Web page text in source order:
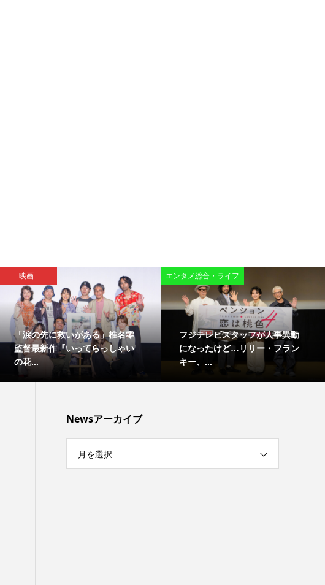
映画
「涙の先に救いがある」椎名零
監督最新作『いってらっしゃい
の花...
エンタメ総合・ライフ
フジテレビスタッフが人事異動
になったけど…リリー・フラン
キー、...
Newsアーカイブ
月を選択